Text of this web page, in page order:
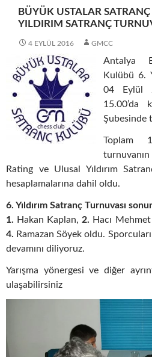
BÜYÜK USTALAR
YILDIRIM SATRANÇ
4 EYLÜL 2016 GMCC
Antalya
Kulübü 6.
04 Eylül
15.00’da
Şubesinde
Toplam
Rating ve Ulusal Yıldırım
hesaplamalarına dahil oldu.
6. Yıldırım Satranç Turnuvası
1. Hakan Kaplan, 2. Hacı
4. Ramazan Söyek oldu.
devamını diliyoruz.
Yarışma yönergesi ve diğer
ulaşabilirsiniz